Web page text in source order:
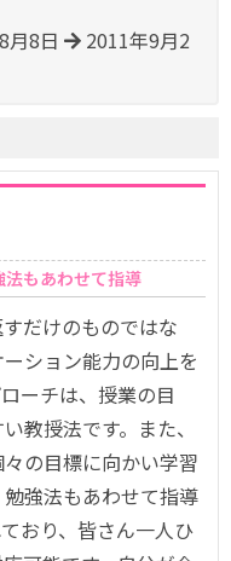
月8日
2011年9月2
もあわせて指導
だけのものではな
ション能力の向上を
ーチは、授業の目
教授法です。また、
の目標に向かい学習
強法もあわせて指導
おり、皆さん一人ひ